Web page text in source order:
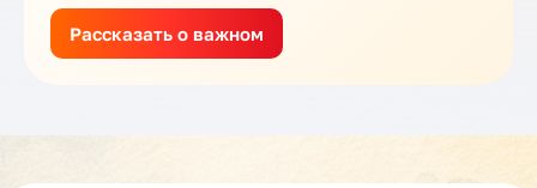
Рассказать о важном